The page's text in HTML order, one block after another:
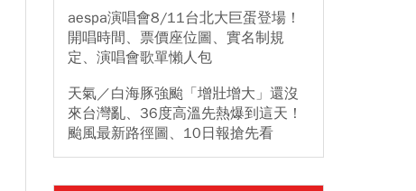
aespa演唱會8/11台北大巨蛋登場！
開唱時間、票價座位圖、實名制規
定、演唱會歌單懶人包
天氣／白海豚強颱「增壯增大」還沒
來台灣亂、36度高溫先熱爆到這天！
颱風最新路徑圖、10日報搶先看